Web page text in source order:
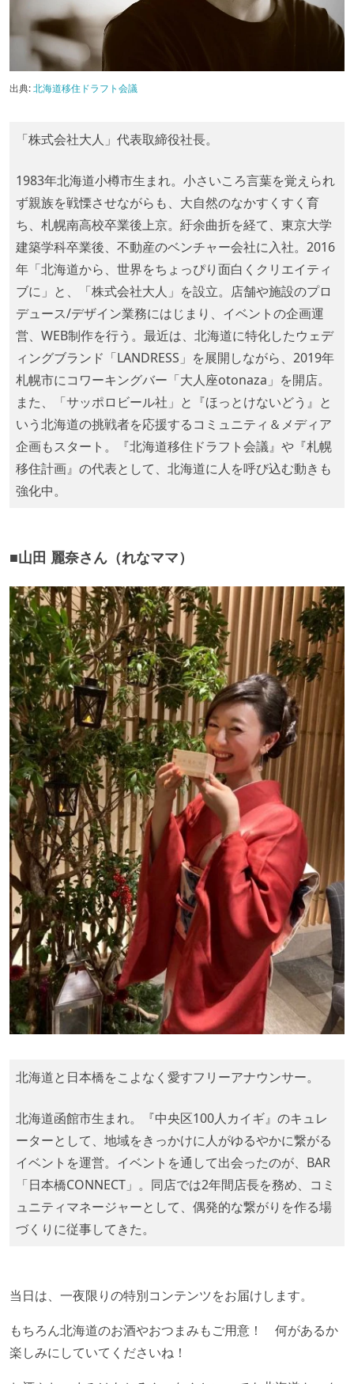
出典:北海道移住ドラフト会議
「株式会社大人」代表取締役社長。
1983年北海道小樽市生まれ。小さいころ言葉を覚えられ
ず親族を戦慄させながらも、大自然のなかすくすく育
ち、札幌南高校卒業後上京。紆余曲折を経て、東京大学
建築学科卒業後、不動産のベンチャー会社に入社。2016
年「北海道から、世界をちょっぴり面白くクリエイティ
ブに」と、「株式会社大人」を設立。店舗や施設のプロ
デュース/デザイン業務にはじまり、イベントの企画運
営、WEB制作を行う。最近は、北海道に特化したウェデ
ィングブランド「LANDRESS」を展開しながら、2019年
札幌市にコワーキングバー「大人座otonaza」を開店。
また、「サッポロビール社」と『ほっとけないどう』と
いう北海道の挑戦者を応援するコミュニティ＆メディア
企画もスタート。『北海道移住ドラフト会議』や『札幌
移住計画』の代表として、北海道に人を呼び込む動きも
強化中。
■山田 麗奈さん（れなママ）
北海道と日本橋をこよなく愛すフリーアナウンサー。
北海道函館市生まれ。『中央区100人カイギ』のキュレ
ーターとして、地域をきっかけに人がゆるやかに繋がる
イベントを運営。イベントを通して出会ったのが、BAR
「日本橋CONNECT」。同店では2年間店長を務め、コミ
ュニティマネージャーとして、偶発的な繋がりを作る場
づくりに従事してきた。
当日は、一夜限りの特別コンテンツをお届けします。
もちろん北海道のお酒やおつまみもご用意！ 何があるか
楽しみにしていてくださいね！